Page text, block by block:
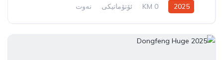
2025
0 KM ئۆتۆماتیکی
نەوت